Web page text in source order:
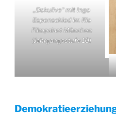
,,Dokulive“ mit Ingo
Espenschied im Rio
Filmpalast München
(Jahrgangsstufe 10)